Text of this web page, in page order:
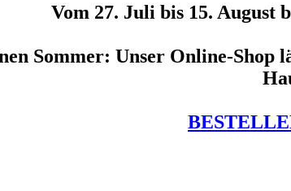
Vom 27. Juli bis 15. August
Sommer: Unser Online-